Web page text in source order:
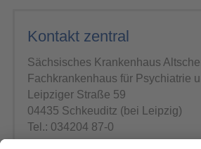
Kontakt zentral
Sächsisches Krankenhaus
Fachkrankenhaus für Psychiatrie
Leipziger Straße 59
04435 Schkeuditz (bei Leipzig)
Tel.: 034204 87-0